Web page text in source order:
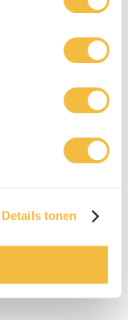
Details tonen